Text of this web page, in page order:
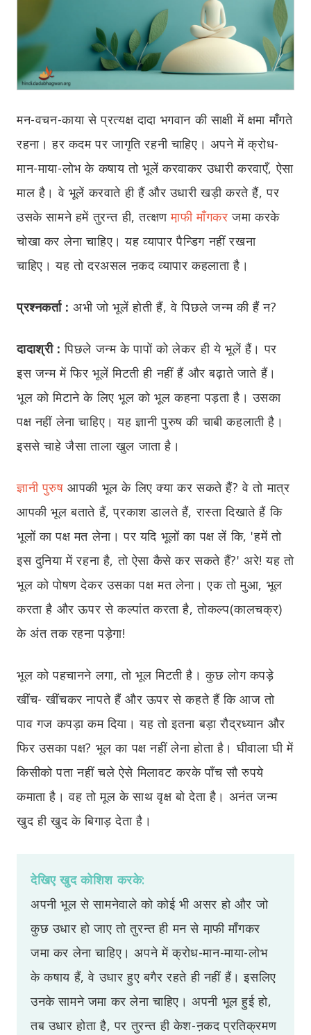
मन-वचन-काया से प्रत्यक्ष दादा भगवान की साक्षी में क्षमा माँगते
रहना। हर कदम पर जागृति रहनी चाहिए। अपने में क्रोध-
मान-माया-लोभ के कषाय तो भूलें करवाकर उधारी करवाएँ, ऐसा
माल है। वे भूलें करवाते ही हैं और उधारी खड़ी करते हैं, पर
उसके सामने हमें तुरन्त ही, तत्क्षणमा़फी माँगकर जमा करके
चोखा कर लेना चाहिए। यह व्यापार पैन्डिग नहीं रखना
चाहिए। यह तो दरअसल ऩकद व्यापार कहलाता है।
प्रश्नकर्ता : अभी जो भूलें होती हैं, वे पिछले जन्म की हैं न?
दादाश्री : पिछले जन्म के पापों को लेकर ही ये भूलें हैं। पर
इस जन्म में फिर भूलें मिटती ही नहीं हैं और बढ़ाते जाते हैं।
भूल को मिटाने के लिए भूल को भूल कहना पड़ता है। उसका
पक्ष नहीं लेना चाहिए। यह ज्ञानी पुरुष की चाबी कहलाती है।
इससे चाहे जैसा ताला खुल जाता है।
ज्ञानी पुरुष आपकी भूल के लिए क्या कर सकते हैं? वे तो मात्र
आपकी भूल बताते हैं, प्रकाश डालते हैं, रास्ता दिखाते हैं कि
भूलों का पक्ष मत लेना। पर यदि भूलों का पक्ष लें कि, 'हमें तो
इस दुनिया में रहना है, तो ऐसा कैसे कर सकते हैं?' अरे! यह तो
भूल को पोषण देकर उसका पक्ष मत लेना। एक तो मुआ, भूल
करता है और ऊपर से कल्पांत करता है, तोकल्प(कालचक्र)
के अंत तक रहना पड़ेगा!
भूल को पहचानने लगा, तो भूल मिटती है। कुछ लोग कपड़े
खींच- खींचकर नापते हैं और ऊपर से कहते हैं कि आज तो
पाव गज कपड़ा कम दिया। यह तो इतना बड़ा रौद्रध्यान और
फिर उसका पक्ष? भूल का पक्ष नहीं लेना होता है। घीवाला घी में
किसीको पता नहीं चले ऐसे मिलावट करके पाँच सौ रुपये
कमाता है। वह तो मूल के साथ वृक्ष बो देता है। अनंत जन्म
खुद ही खुद के बिगाड़ देता है।
देखिए खुद कोशिश करके:
अपनी भूल से सामनेवाले को कोई भी असर हो और जो
कुछ उधार हो जाए तो तुरन्त ही मन से मा़फी माँगकर
जमा कर लेना चाहिए। अपने में क्रोध-मान-माया-लोभ
के कषाय हैं, वे उधार हुए बगैर रहते ही नहीं हैं। इसलिए
उनके सामने जमा कर लेना चाहिए। अपनी भूल हुई हो,
तब उधार होता है, पर तुरन्त ही केश-ऩकद प्रतिक्रमण